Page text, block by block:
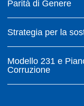
Parità di Genere
Strategia per la
Modello 231 e
Corruzione